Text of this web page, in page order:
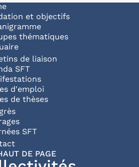
principale
et objectifs
thématiques
de liaison
SFT
d'emploi
de thèses
SFT
de page
DE PAGE